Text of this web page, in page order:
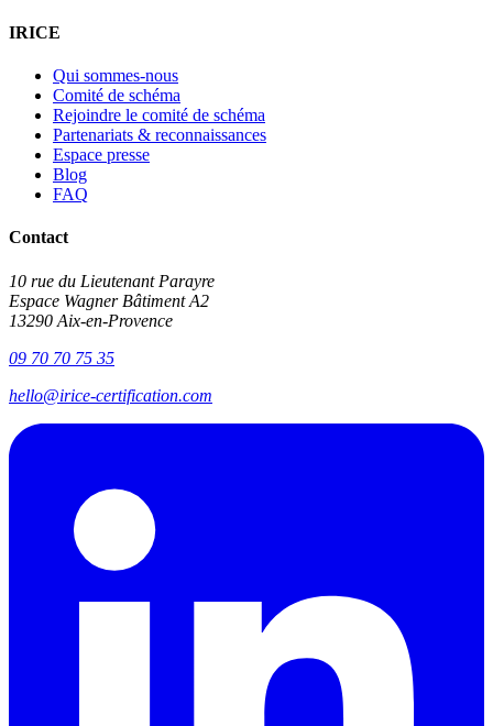
IRICE
Qui sommes-nous
Comité de schéma
Rejoindre le comité de schéma
Partenariats & reconnaissances
Espace presse
Blog
FAQ
Contact
10 rue du Lieutenant Parayre
Espace Wagner Bâtiment A2
13290 Aix-en-Provence
09 70 70 75 35
hello@irice-certification.com